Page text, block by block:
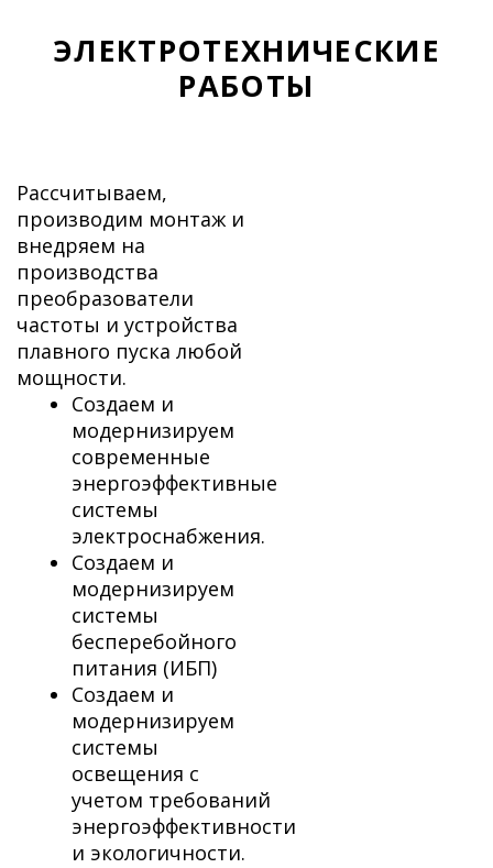
ЭЛЕКТРОТЕХНИЧЕСКИЕ
РАБОТЫ
Рассчитываем,
производим монтаж и
внедряем на
производства
преобразователи
частоты и устройства
плавного пуска любой
мощности.
Создаем и
модернизируем
современные
энергоэффективные
системы
электроснабжения.
Создаем и
модернизируем
системы
бесперебойного
питания (ИБП)
Создаем и
модернизируем
системы
освещения с
учетом требований
энергоэффективности
и экологичности.